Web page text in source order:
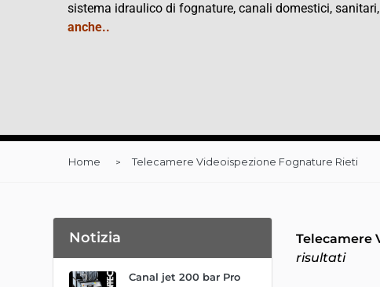
sistema idraulico di fognature, canali domestici,
anche..
Home Telecamere Videoispezione Fognature Rieti
Notizia
Canal jet 200 bar Pro
Telecamere
risultati